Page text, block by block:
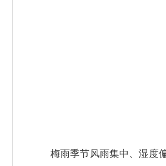
梅雨季节风雨集中、湿度